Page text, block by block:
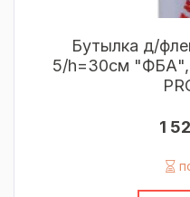
Бутылка д/
5/h=30см "ФБА",
1